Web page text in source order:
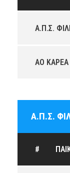
Α.Π.Σ.
ΑΟ ΚΑΡΕΑ
Α.Π.Σ.
#